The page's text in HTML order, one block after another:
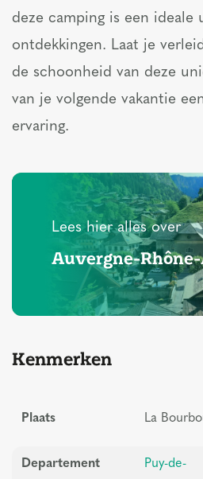
deze camping is een ideale
ontdekkingen. Laat je
de schoonheid van deze
van je volgende vakantie
ervaring.
Lees hier alles over
Auvergne-
Kenmerken
Plaats La
Departement
Puy-de-